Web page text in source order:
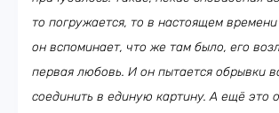
то погружается, то в настоящем
он вспоминает, что же там было, его
первая любовь. И он пытается обрывки
соединить в единую картину. А ещё это